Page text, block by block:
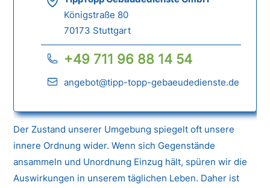
Königstraße 80
70173 Stuttgart
+49 711 96 88 14 54
angebot@tipp-topp-gebaeudedienste.de
Der Zustand unserer Umgebung spiegelt oft unsere
innere Ordnung wider. Wenn sich Gegenstände
ansammeln und Unordnung Einzug hält, spüren wir die
Auswirkungen in unserem täglichen Leben. Daher ist